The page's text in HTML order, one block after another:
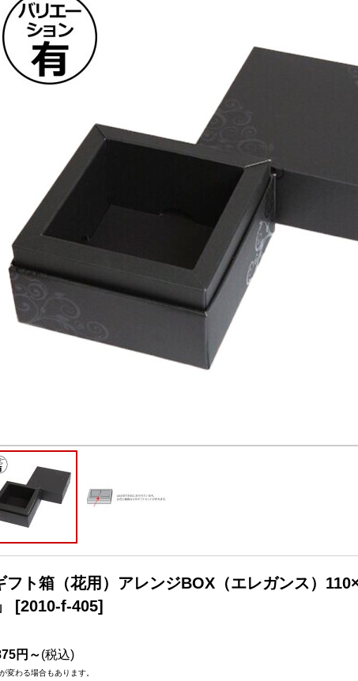
フト箱（花用）アレンジBOX（エレガンス）
[2010-f-405]
円～(税込)
変わる場合もあります。